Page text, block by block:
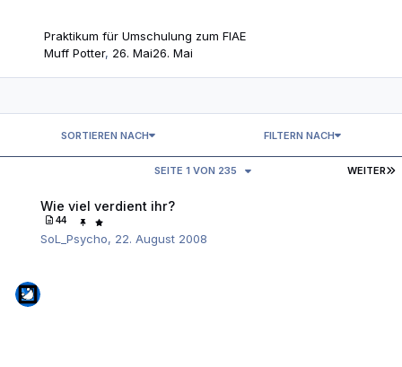
Praktikum für Umschulung zum FIAE
Muff Potter, 26. Mai26. Mai
WEITER
SEITE 1 VON 235
SORTIEREN NACH FILTERN NACH
Wie viel verdient ihr?
44
SoL_Psycho, 22. August 2008